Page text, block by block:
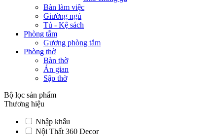
Bàn làm việc
Giường ngủ
Tủ - Kệ sách
Phòng tắm
Gương phòng tắm
Phòng thờ
Bàn thờ
Án gian
Sập thờ
Bộ lọc sản phẩm
Thương hiệu
Nhập khẩu
Nội Thất 360 Decor